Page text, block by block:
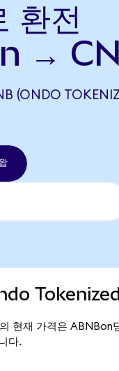
환전
→
(ONDO
현재 가격은 ABNBon
다.